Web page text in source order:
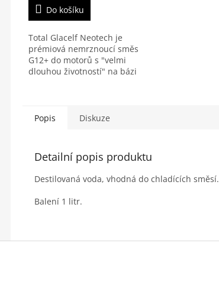
Do košíku
Total Glacelf Neotech je
prémiová nemrznoucí směs
G12+ do motorů s "velmi
dlouhou životností" na bázi
Popis Diskuze
Detailní popis produktu
Destilovaná voda, vhodná do chladících směsí.
Balení 1 litr.